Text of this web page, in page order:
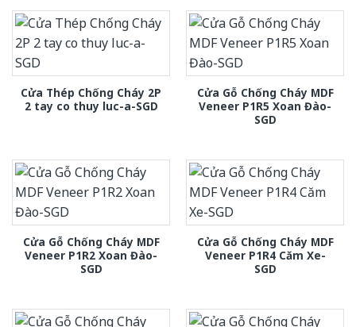
Cửa Thép Chống Cháy 2P
2 tay co thuy luc-a-SGD
Cửa Gỗ Chống Cháy MDF
Veneer P1R5 Xoan Đào-
SGD
Cửa Gỗ Chống Cháy MDF
Veneer P1R2 Xoan Đào-
SGD
Cửa Gỗ Chống Cháy MDF
Veneer P1R4 Căm Xe-
SGD